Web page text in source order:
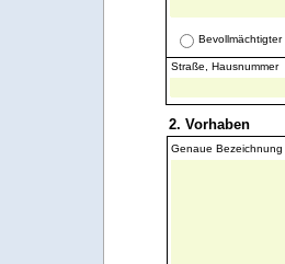
Bevollmächtigter
Straße, Hausnummer
2. Vorhaben
Genaue Bezeichnung